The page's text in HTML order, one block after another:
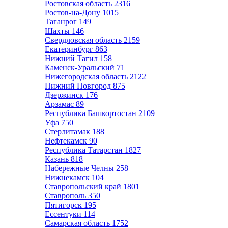
Ростовская область 2316
Ростов-на-Дону 1015
Таганрог 149
Шахты 146
Свердловская область 2159
Екатеринбург 863
Нижний Тагил 158
Каменск-Уральский 71
Нижегородская область 2122
Нижний Новгород 875
Дзержинск 176
Арзамас 89
Республика Башкортостан 2109
Уфа 750
Стерлитамак 188
Нефтекамск 90
Республика Татарстан 1827
Казань 818
Набережные Челны 258
Нижнекамск 104
Ставропольский край 1801
Ставрополь 350
Пятигорск 195
Ессентуки 114
Самарская область 1752